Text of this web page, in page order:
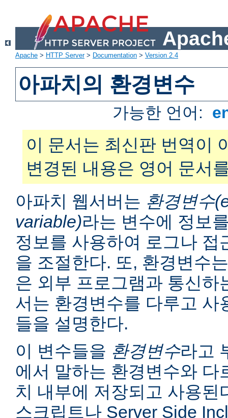
Apache > HTTP Server> Documentation > Version 2.4
아파치의 환경변수
가능한 언어:
이 문서는 최신판 번역이
변경된 내용은 영어 문서
아파치 웹서버는 환경변수
variable)라는 변수에 정보
정보를 사용하여 로그나 접
을 조절한다. 또, 환경변수
은 외부 프로그램과 통신하
서는 환경변수를 다루고 사
들을 설명한다.
이 변수들을 환경변수라고
에서 말하는 환경변수와 다
치 내부에 저장되고 사용된
스크립트나 Server Side